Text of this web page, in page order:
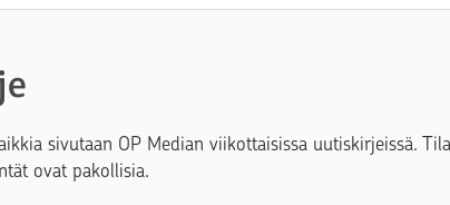
sivutaan OP Median viikottaisissa uutiskirjeissä.
ovat pakollisia.